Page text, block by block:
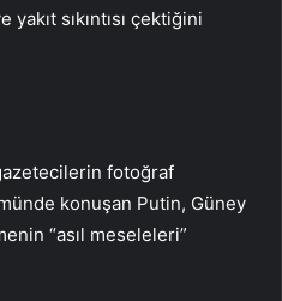
sıkıntısı çektiğini
fotoğraf
konuşan Putin, Güney
“asıl meseleleri”